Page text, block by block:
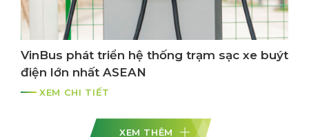
VinBus phát triển hệ thống trạm sạc xe buýt
điện lớn nhất ASEAN
XEM CHI TIẾT
XEM THÊM